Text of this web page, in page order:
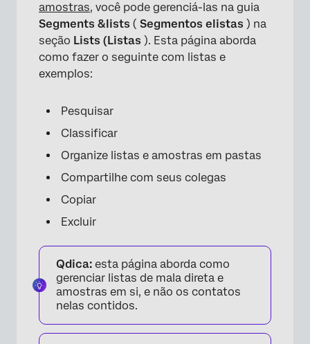
Compartilhamento de listas
Ações da lista
Marcação de listas como favoritas
em massa
Perguntas frequentes
amostras, você pode gerenciá-las na guia
Segments &lists ( Segmentos elistas ) na
seção Lists (Listas ). Esta página aborda
como fazer o seguinte com listas e
exemplos:
Pesquisar
Classificar
Organize listas e amostras em pastas
Compartilhe com seus colegas
Copiar
Excluir
Qdica: esta página aborda como
gerenciar listas de mala direta e
amostras em si, e não os contatos
nelas contidos.